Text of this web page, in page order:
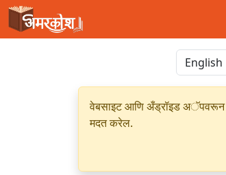
वेबसाइट आणि अँड्रॉइड अॅपवरून
मदत करेल.